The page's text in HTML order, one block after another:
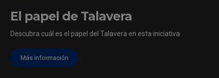
[/vc_column]
El papel de Talavera
Descubra cuál es el papel del Talavera en esta iniciativa
Más información